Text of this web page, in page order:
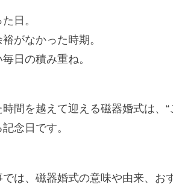
日。
がなかった時期。
日の積み重ね。
間を越えて迎える磁器婚式は、
念日です。
では、磁器婚式の意味や由来、お